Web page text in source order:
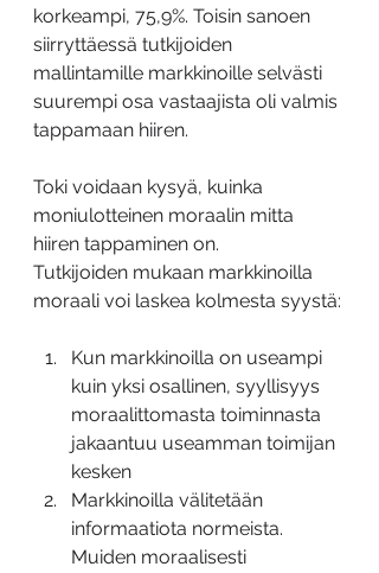
korkeampi, 75,9%. Toisin sanoen
siirryttäessä tutkijoiden
mallintamille markkinoille selvästi
suurempi osa vastaajista oli valmis
tappamaan hiiren.
Toki voidaan kysyä, kuinka
moniulotteinen moraalin mitta
hiiren tappaminen on.
Tutkijoiden mukaan markkinoilla
moraali voi laskea kolmesta syystä:
Kun markkinoilla on useampi
kuin yksi osallinen, syyllisyys
moraalittomasta toiminnasta
jakaantuu useamman toimijan
kesken
Markkinoilla välitetään
informaatiota normeista.
Muiden moraalisesti